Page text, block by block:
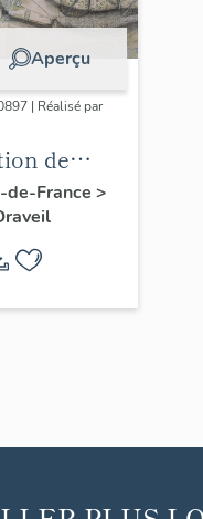
Aperçu
| Réalisé par
de
de
de-France >